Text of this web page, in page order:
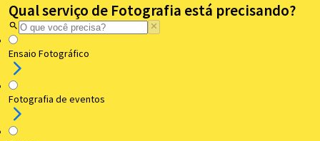
Qual serviço de Fotografia está precisando?
Ensaio Fotográfico
Fotografia de eventos